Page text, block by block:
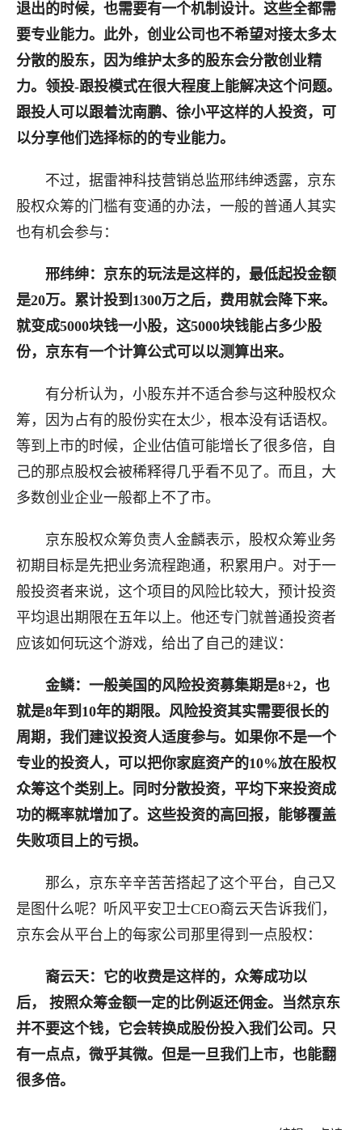
退出的时候，也需要有一个机制设计。这些全都需
要专业能力。此外，创业公司也不希望对接太多太
分散的股东，因为维护太多的股东会分散创业精
力。领投-跟投模式在很大程度上能解决这个问题。
跟投人可以跟着沈南鹏、徐小平这样的人投资，可
以分享他们选择标的的专业能力。
不过，据雷神科技营销总监邢纬绅透露，京东
股权众筹的门槛有变通的办法，一般的普通人其实
也有机会参与：
邢纬绅：京东的玩法是这样的，最低起投金额
是20万。累计投到1300万之后，费用就会降下来。
就变成5000块钱一小股，这5000块钱能占多少股
份，京东有一个计算公式可以以测算出来。
有分析认为，小股东并不适合参与这种股权众
筹，因为占有的股份实在太少，根本没有话语权。
等到上市的时候，企业估值可能增长了很多倍，自
己的那点股权会被稀释得几乎看不见了。而且，大
多数创业企业一般都上不了市。
京东股权众筹负责人金麟表示，股权众筹业务
初期目标是先把业务流程跑通，积累用户。对于一
般投资者来说，这个项目的风险比较大，预计投资
平均退出期限在五年以上。他还专门就普通投资者
应该如何玩这个游戏，给出了自己的建议：
金鳞：一般美国的风险投资募集期是8+2，也
就是8年到10年的期限。风险投资其实需要很长的
周期，我们建议投资人适度参与。如果你不是一个
专业的投资人，可以把你家庭资产的10%放在股权
众筹这个类别上。同时分散投资，平均下来投资成
功的概率就增加了。这些投资的高回报，能够覆盖
失败项目上的亏损。
那么，京东辛辛苦苦搭起了这个平台，自己又
是图什么呢？听风平安卫士CEO裔云天告诉我们，
京东会从平台上的每家公司那里得到一点股权：
裔云天：它的收费是这样的，众筹成功以
后， 按照众筹金额一定的比例返还佣金。当然京东
并不要这个钱，它会转换成股份投入我们公司。只
有一点点，微乎其微。但是一旦我们上市，也能翻
很多倍。